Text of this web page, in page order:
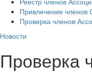
Привлечение членов
Проверка членов
Новости
Проверка